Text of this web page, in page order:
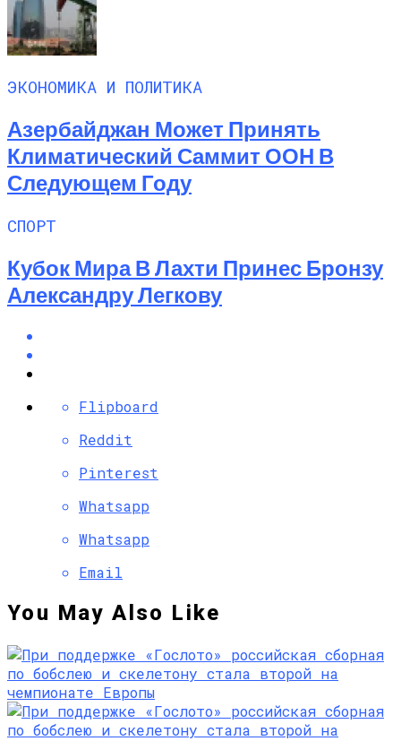
ЭКОНОМИКА И ПОЛИТИКА
Азербайджан Может Принять
Климатический Саммит ООН В
Следующем Году
СПОРТ
Кубок Мира В Лахти Принес Бронзу
Александру Легкову
Flipboard
Reddit
Pinterest
Whatsapp
Whatsapp
Email
You May Also Like